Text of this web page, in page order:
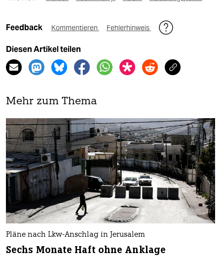
Feedback Kommentieren Fehlerhinweis
Diesen Artikel teilen
Mehr zum Thema
Pläne nach Lkw-Anschlag in Jerusalem
Sechs Monate Haft ohne Anklage